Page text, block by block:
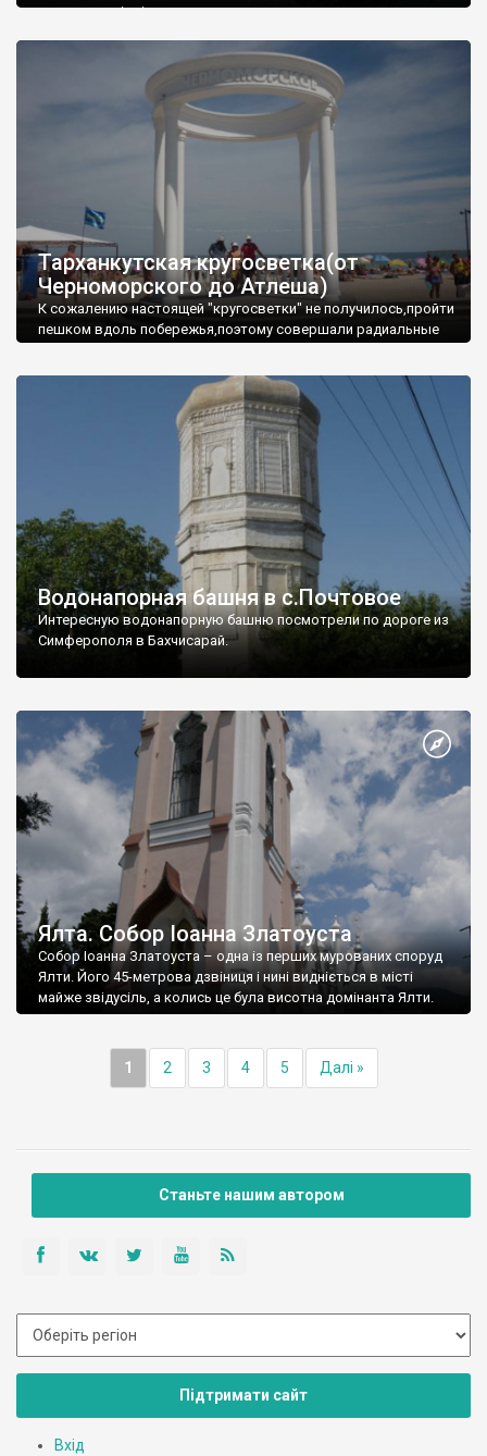
запрошую відвідати це
Тарханкутская кругосветка(от
Черноморского до Атлеша)
К сожалению настоящей "кругосветки" не получилось,пройти
пешком вдоль побережья,поэтому совершали радиальные
Водонапорная башня в с.Почтовое
Интересную водонапорную башню посмотрели по дороге из
Симферополя в Бахчисарай.
Ялта. Собор Іоанна Златоуста
Собор Іоанна Златоуста – одна із перших мурованих споруд
Ялти. Його 45-метрова дзвіниця і нині видніється в місті
майже звідусіль, а колись це була висотна домінанта Ялти.
1 2 3 4 5 Далі »
Станьте нашим автором
Підтримати сайт
Вхід